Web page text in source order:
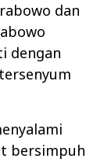
dan
dengan
bersimpuh